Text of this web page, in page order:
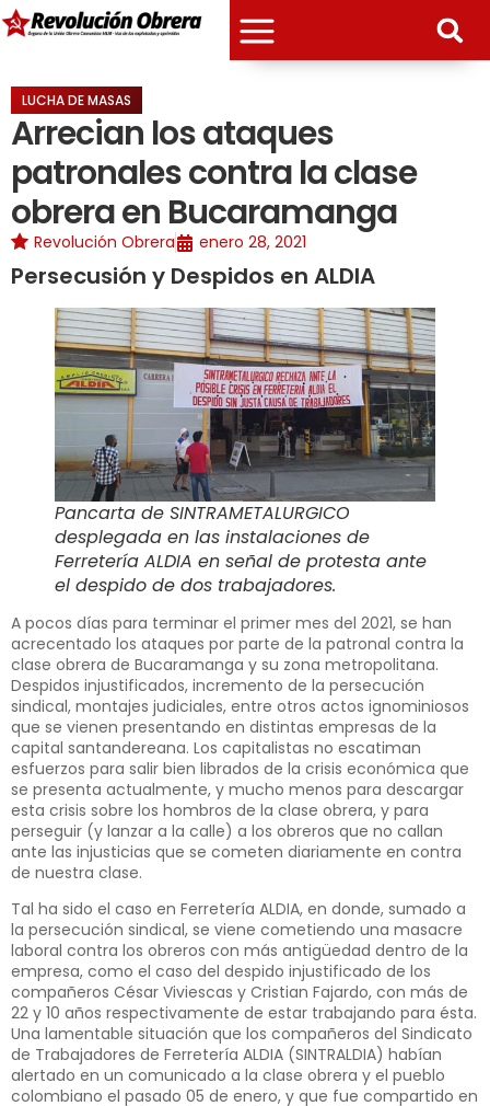
LUCHA DE MASAS
Arrecian los ataques
patronales contra la clase
obrera en Bucaramanga
Revolución Obrera enero 28, 2021
Persecusión y Despidos en ALDIA
Pancarta de SINTRAMETALURGICO
desplegada en las instalaciones de
Ferretería ALDIA en señal de protesta ante
el despido de dos trabajadores.
A pocos días para terminar el primer mes del 2021, se han
acrecentado los ataques por parte de la patronal contra la
clase obrera de Bucaramanga y su zona metropolitana.
Despidos injustificados, incremento de la persecución
sindical, montajes judiciales, entre otros actos ignominiosos
que se vienen presentando en distintas empresas de la
capital santandereana. Los capitalistas no escatiman
esfuerzos para salir bien librados de la crisis económica que
se presenta actualmente, y mucho menos para descargar
esta crisis sobre los hombros de la clase obrera, y para
perseguir (y lanzar a la calle) a los obreros que no callan
ante las injusticias que se cometen diariamente en contra
de nuestra clase.
Tal ha sido el caso en Ferretería ALDIA, en donde, sumado a
la persecución sindical, se viene cometiendo una masacre
laboral contra los obreros con más antigüedad dentro de la
empresa, como el caso del despido injustificado de los
compañeros César Viviescas y Cristian Fajardo, con más de
22 y 10 años respectivamente de estar trabajando para ésta.
Una lamentable situación que los compañeros del Sindicato
de Trabajadores de Ferretería ALDIA (SINTRALDIA) habían
alertado en un comunicado a la clase obrera y el pueblo
colombiano el pasado 05 de enero, y que fue compartido en